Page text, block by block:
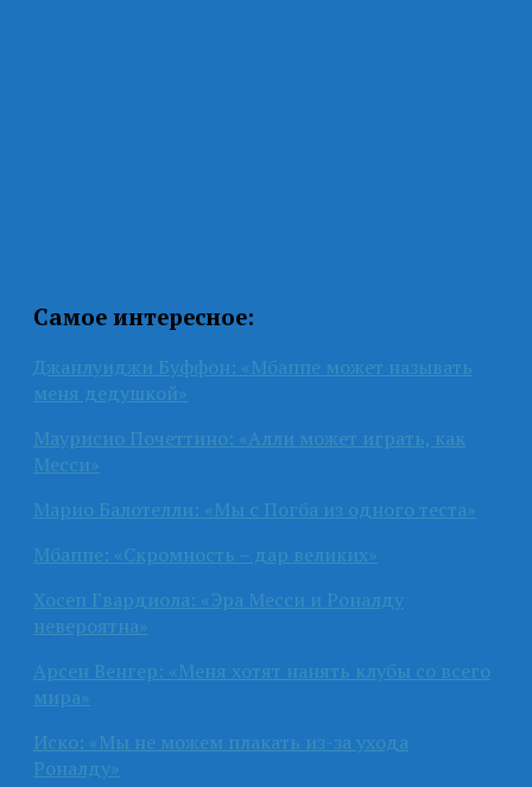
Самое интересное:
Джанлуиджи Буффон: «Мбаппе может называть
меня дедушкой»
Маурисио Почеттино: «Алли может играть, как
Месси»
Марио Балотелли: «Мы с Погба из одного теста»
Мбаппе: «Скромность – дар великих»
Хосеп Гвардиола: «Эра Месси и Роналду
невероятна»
Арсен Венгер: «Меня хотят нанять клубы со всего
мира»
Иско: «Мы не можем плакать из-за ухода
Роналду»